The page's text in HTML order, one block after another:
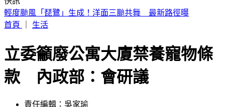
6點到了！打開電視TVBS42台，跟韓國同步LIVE看愛豆夏日
歌謠大戰
立委籲廢公寓大廈禁養寵物條
款 內政部：會研議